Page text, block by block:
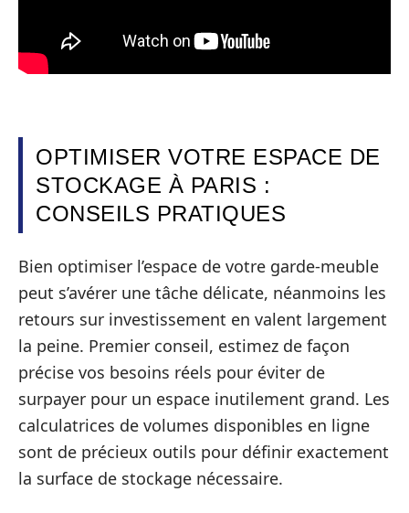
OPTIMISER VOTRE ESPACE DE
STOCKAGE À PARIS :
CONSEILS PRATIQUES
Bien optimiser l’espace de votre garde-meuble
peut s’avérer une tâche délicate, néanmoins les
retours sur investissement en valent largement
la peine. Premier conseil, estimez de façon
précise vos besoins réels pour éviter de
surpayer pour un espace inutilement grand. Les
calculatrices de volumes disponibles en ligne
sont de précieux outils pour définir exactement
la surface de stockage nécessaire.